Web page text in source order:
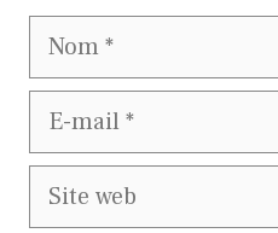
Nom
E-
Site